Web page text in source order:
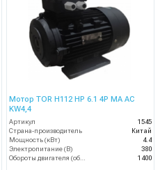
Мотор TOR H112 HP 6.1 4P MA AC
KW4,4
Артикул
1545
Страна-производитель
Китай
Мощность (кВт)
4.4
Электропитание (В)
380
1400